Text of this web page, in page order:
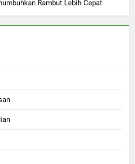
Rambut Lebih Cepat